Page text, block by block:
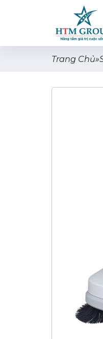
Trang Chủ»